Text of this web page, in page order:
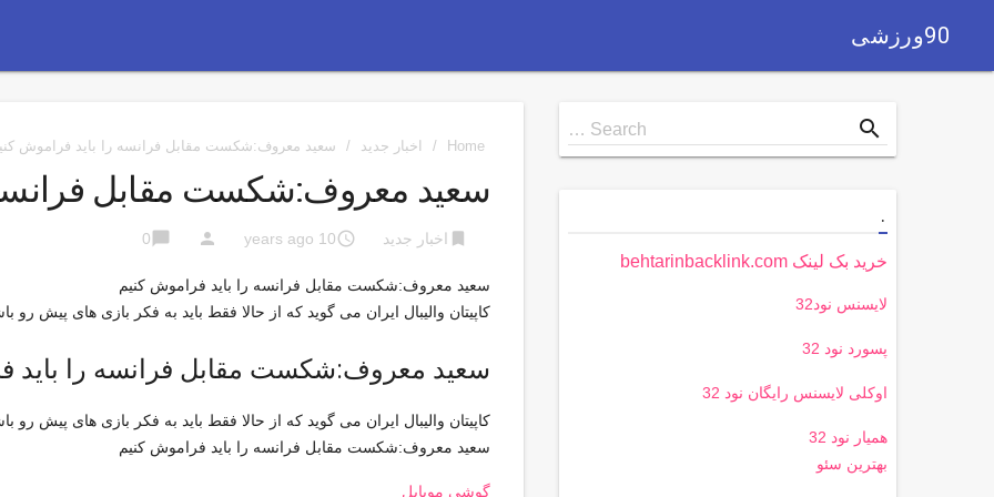
90ورزشی
Home
/ اخبار جدید / سعید معروف:شکست مقابل فرانسه را باید فراموش
سعید معروف:شکست مقابل فرانسه
bookmark اخبار جدید access_time
10 years ago
person
chat_bubble
0
سعید معروف:شکست مقابل فرانسه را باید فراموش کنیم
کاپیتان والیبال ایران می گوید که از حالا فقط باید به فکر بازی های پیش رو
سعید معروف:شکست مقابل فرانسه را باید
کاپیتان والیبال ایران می گوید که از حالا فقط باید به فکر بازی های پیش رو
سعید معروف:شکست مقابل فرانسه را باید فراموش کنیم
گوشی موبایل
Search
for
Search … search
.
خرید بک لینک behtarinbacklink.com
لایسنس نود32
پسورد نود 32
اوکلی لایسنس رایگان نود 32
همیار نود 32
بهترین سئو